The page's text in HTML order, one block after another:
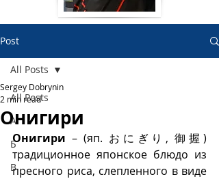
Post
All Posts
А
Б
В
All Posts
Онигири
Sergey Dobrynin
2 min read
Онигири – (яп. おにぎり, 御握)
традиционное японское блюдо из
пресного риса, слепленного в виде